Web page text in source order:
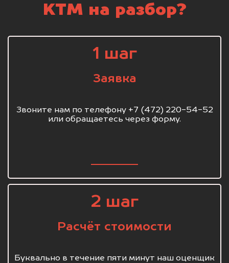
KTM на разбор?
1 шаг
Заявка
Звоните нам по телефону +7 (472) 220-54-52
или обращаетесь через форму.
2 шаг
Расчёт стоимости
Буквально в течение пяти минут наш оценщик